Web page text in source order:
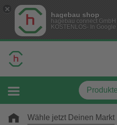
hagebau shop
hagebau connect GmbH
KOSTENLOS- In
Wähle jetzt Deinen Markt